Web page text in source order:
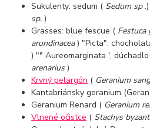
Sukulenty: sedum ( Sedum sp
sp.)
Grasses: blue fescue ( Festuca
arundinacea) "Picta",
) "" Aureomarginata ',
arenarius)
Krvný pelargón ( Geranium
Kantabriánsky geranium
Geranium Renard ( Geranium
Vlnené očistce ( Stachys